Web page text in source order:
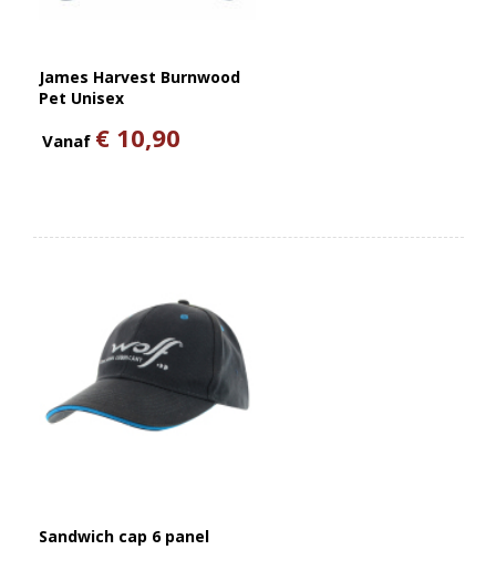
James Harvest Burnwood
Pet Unisex
Vanaf € 10,90
Sandwich cap 6 panel